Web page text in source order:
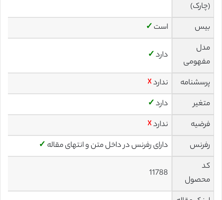
(چارک)
بیس است ✓
مدل
مفهومی
دارد✓
پرسشنامه ندارد☓
متغیر
دارد✓
فرضیه
ندارد☓
رفرنس
دارای رفرنس در داخل متن و انتهای مقاله ✓
کد
محصول
11788